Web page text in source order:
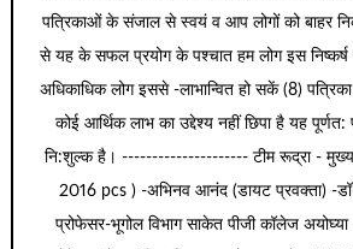
पत्रिकाओं के संजाल से स्वयं व आप लोगों को बाहर
से यह के सफल प्रयोग के पश्चात हम लोग इस
अधिकाधिक लोग इससे -लाभान्वित हो सकें (8)
कोई आर्थिक लाभ का उद्देश्य नहीं छिपा है यह पूर्णत:
नि:शुल्क है। --------------------- टीम रूद्रा - मुख्य
2016 pcs ) -अभिनव आनंद (डायट प्रवक्ता) -
प्रोफेसर-भूगोल विभाग साकेत पीजी कॉलेज